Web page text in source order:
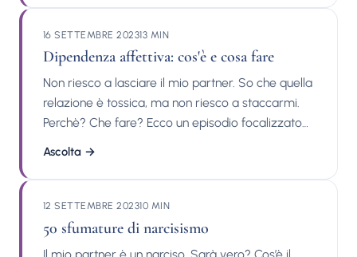
per ridurne i sintomi! Pubblicazioni del dott.
Michele Facci: Interventi su stampa, tv e radio:
Contatti:
16 SETTEMBRE 202313 MIN
Dipendenza affettiva: cos'è e cosa fare
Non riesco a lasciare il mio partner. So che quella
relazione è tossica, ma non riesco a staccarmi.
Perchè? Che fare? Ecco un episodio focalizzato
Facci: Interventi su stampa, tv e radio: Contatti:
Ascolta →
12 SETTEMBRE 202310 MIN
50 sfumature di narcisismo
Il mio partner è un narciso. Sarà vero? Cos’è il